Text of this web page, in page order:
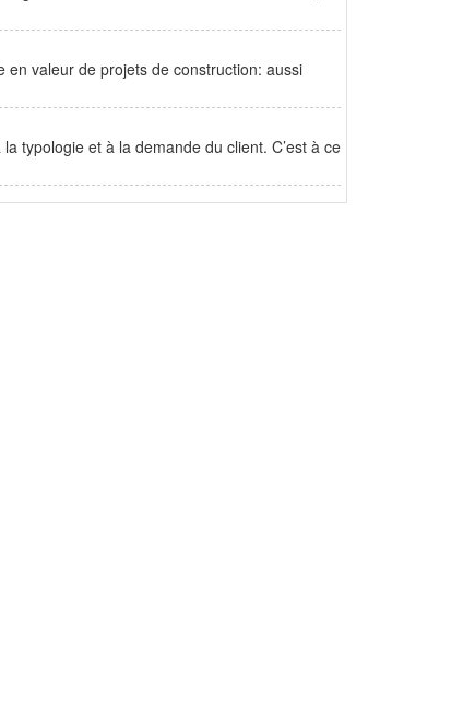
valeur de projets de construction: aussi
typologie et à la demande du client. C’est à ce